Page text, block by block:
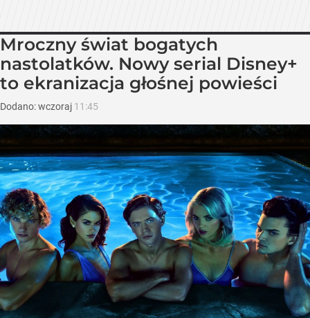
Mroczny świat bogatych
nastolatków. Nowy serial Disney+
to ekranizacja głośnej powieści
Dodano:wczoraj 11:45